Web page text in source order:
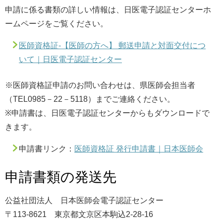
勤務医向け
宮崎県医師会医学会誌
医師資格証について
診療報酬改定情報
予防接種
准看護師を目指しませんか
会議室の貸与について
診療情報提供について
申請に係る書類の詳しい情報は、日医電子認証センターホ
ームページをご覧ください。
医師資格証-【医師の方へ】 郵送申請と対面交付につ
いて｜日医電子認証センター
※医師資格証申請のお問い合わせは、県医師会担当者
（TEL0985－22－5118）までご連絡ください。
※申請書は、日医電子認証センターからもダウンロードで
きます。
申請書リンク： 医師資格証 発行申請書｜日本医師会
申請書類の発送先
公益社団法人 日本医師会電子認証センター
〒113-8621 東京都文京区本駒込2-28-16